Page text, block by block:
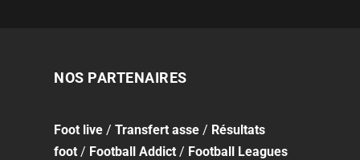
NOS PARTENAIRES
Foot live /Transfert asse / Résultats
foot / Football Addict / Football Leagues